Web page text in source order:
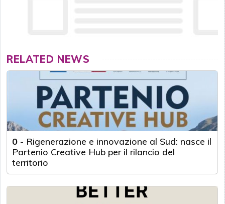
RELATED NEWS
0 - Rigenerazione e innovazione al Sud: nasce il
Partenio Creative Hub per il rilancio del
territorio